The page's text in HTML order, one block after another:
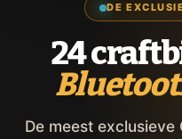
DE
24
De meest exclusieve